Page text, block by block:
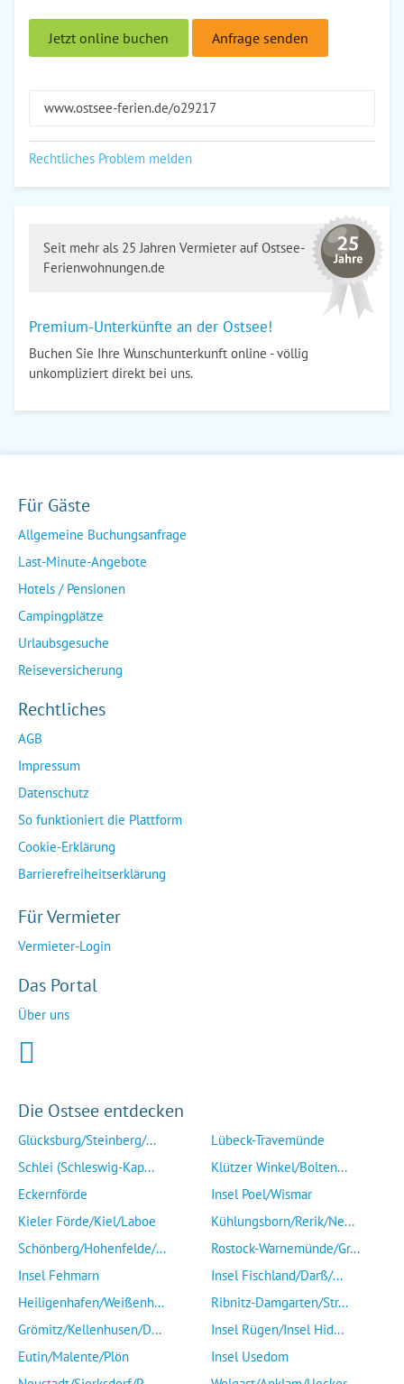
Jetzt online buchen Anfrage senden
www.ostsee-ferien.de/o29217
Rechtliches Problem melden
Seit mehr als 25 Jahren Vermieter auf Ostsee-
Ferienwohnungen.de
Premium-Unterkünfte an der Ostsee!
Buchen Sie Ihre Wunschunterkunft online - völlig
unkompliziert direkt bei uns.
Für Gäste
Allgemeine Buchungsanfrage
Last-Minute-Angebote
Hotels / Pensionen
Campingplätze
Urlaubsgesuche
Reiseversicherung
Rechtliches
AGB
Impressum
Datenschutz
So funktioniert die Plattform
Cookie-Erklärung
Barrierefreiheitserklärung
Für Vermieter
Vermieter-Login
Das Portal
Über uns
Die Ostsee entdecken
Glücksburg/Steinberg/...
Schlei (Schleswig-Kap...
Eckernförde
Kieler Förde/Kiel/Laboe
Schönberg/Hohenfelde/...
Insel Fehmarn
Heiligenhafen/Weißenh...
Grömitz/Kellenhusen/D...
Eutin/Malente/Plön
Lübeck-Travemünde
Klützer Winkel/Bolten...
Insel Poel/Wismar
Kühlungsborn/Rerik/Ne...
Rostock-Warnemünde/Gr...
Insel Fischland/Darß/...
Ribnitz-Damgarten/Str...
Insel Rügen/Insel Hid...
Insel Usedom